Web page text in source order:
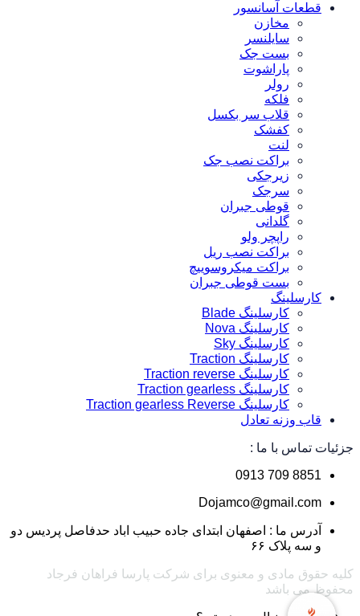
قطعات آسانسور
مخازن
سایلنسر
بست جک
پاراشوت
رولر
فلکه
قلاب سر بکسل
کفشک
لنت
براکت نصب جک
زیرجکی
سرجک
قوطی جبران
گلدانی
راپچر ولو
براکت نصب ریل
براکت میکروسوییچ
بست قوطی جبران
کارسلینگ
کارسلینگ Blade
کارسلینگ Nova
کارسلینگ Sky
کارسلینگ Traction
کارسلینگ Traction reverse
کارسلینگ Traction gearless
کارسلینگ Traction gearless Reverse
قاب وزنه تعادل
جزئیات تماس با ما :
0913 709 8851
Dojamco@gmail.com
آدرس ما : اصفهان ابتدای جاده حبیب اباد حدفاصل پردیس دو
و سه پلاک ۶۶
کلیه حقوق مادی و معنوی برای شرکت پارسا فراهان فرجاد
محفوظ می باشد